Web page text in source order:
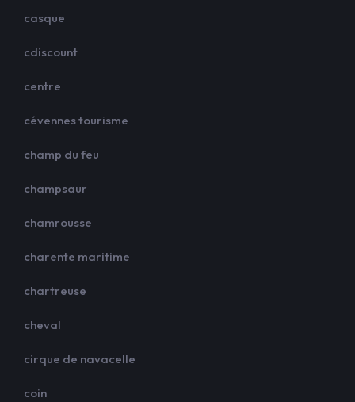
casque
cdiscount
centre
cévennes tourisme
champ du feu
champsaur
chamrousse
charente maritime
chartreuse
cheval
cirque de navacelle
coin